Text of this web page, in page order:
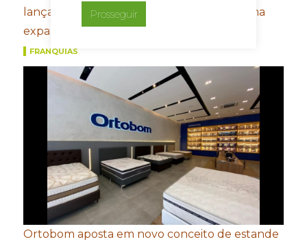
Prosseguir
lança e-commerce em Honduras de olho na
expansão na América Central
FRANQUIAS
Ortobom aposta em novo conceito de estande